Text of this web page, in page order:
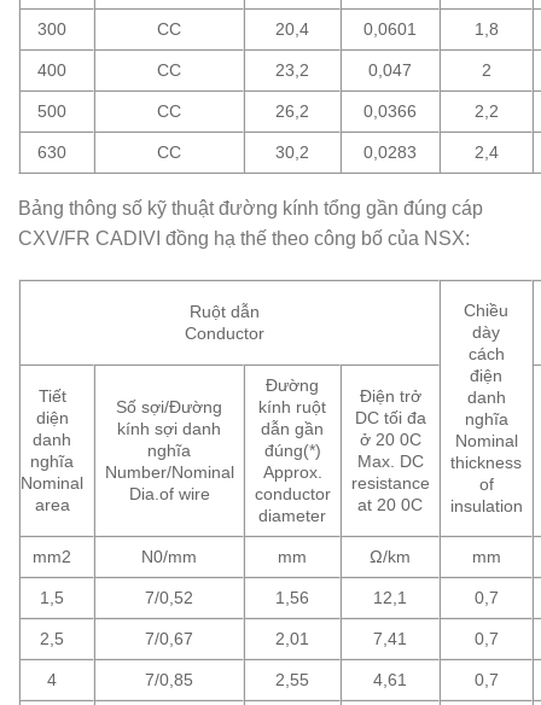
300 CC 20,4 0,0601 1,8
400 CC 23,2 0,047 2
500 CC 26,2 0,0366 2,2
630 CC 30,2 0,0283 2,4
Bảng thông số kỹ thuật đường kính tổng gần đúng cáp
CXV/FR CADIVI đồng hạ thế theo công bố của NSX:
Ruột dẫn
Conductor
Chiều
dày
cách
điện
danh
nghĩa
Nominal
thickness
of
insulation
Tiết
diện
danh
nghĩa
Nominal
area
Số sợi/Đường
kính sợi danh
nghĩa
Number/Nominal
Dia.of wire
Đường
kính ruột
dẫn gần
đúng(*)
Approx.
conductor
diameter
Điện trở
DC tối đa
ở 20 0C
Max. DC
resistance
at 20 0C
mm2 N0/mm mm Ω/km mm
1,5 7/0,52 1,56 12,1 0,7
2,5 7/0,67 2,01 7,41 0,7
4 7/0,85 2,55 4,61 0,7